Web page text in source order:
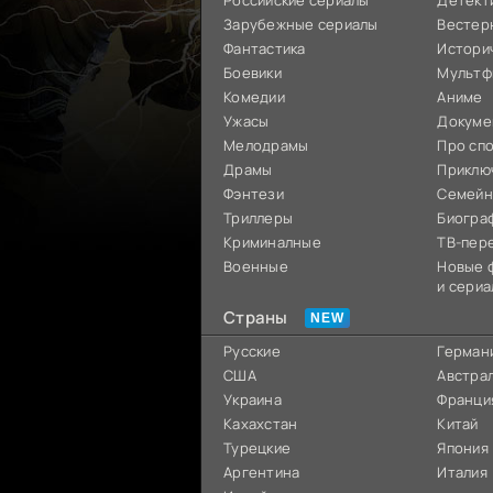
Зарубежные сериалы
Фантастика
Боевики
Комедии
Ужасы
Мелодрамы
Драмы
Фэнтези
Триллеры
Криминалные
Военные
Аниме
Про
ТВ-
Новые
и
Страны
Русские
США
Украина
Кахахстан
Турецкие
Аргентина
Китай
Япония
Италия